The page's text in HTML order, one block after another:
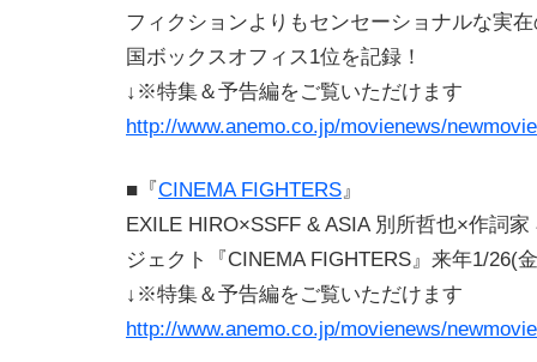
フィクションよりもセンセーショナルな実
国ボックスオフィス1位を記録！
↓※特集＆予告編をご覧いただけます
http://www.anemo.co.jp/movienews/
■『CINEMA FIGHTERS 』
EXILE HIRO×SSFF & ASIA 別所哲也×作詞
ジェクト『CINEMA FIGHTERS』来年1/26(
↓※特集＆予告編をご覧いただけます
http://www.anemo.co.jp/movienews/